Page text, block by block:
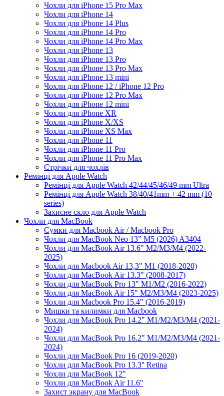
Чохли для iPhone 15 Pro Max
Чохли для iPhone 14
Чохли для iPhone 14 Plus
Чохли для iPhone 14 Pro
Чохли для iPhone 14 Pro Max
Чохли для iPhone 13
Чохли для iPhone 13 Pro
Чохли для iPhone 13 Pro Max
Чохли для iPhone 13 mini
Чохли для iPhone 12 / iPhone 12 Pro
Чохли для iPhone 12 Pro Max
Чохли для iPhone 12 mini
Чохли для iPhone XR
Чохли для iPhone X/XS
Чохли для iPhone XS Max
Чохли для iPhone 11
Чохли для iPhone 11 Pro
Чохли для iPhone 11 Pro Max
Стрічки для чохлів
Ремінці для Apple Watch
Ремінці для Apple Watch 42/44/45/46/49 mm Ultra
Ремінці для Apple Watch 38/40/41mm + 42 mm (10
series)
Захисне скло для Apple Watch
Чохли для MacBook
Сумки для Macbook Air / Macbook Pro
Чохли для MacBook Neo 13” M5 (2026) A3404
Чохли для MacBook Air 13.6" M2/M3/М4 (2022-
2025)
Чохли для Macbook Air 13,3" M1 (2018-2020)
Чохли для MacBook Air 13.3" (2008-2017)
Чохли для MacBook Pro 13" M1/M2 (2016-2022)
Чохли для MacBook Air 15" M2/M3/M4 (2023-2025)
Чохли для Macbook Pro 15.4" (2016-2019)
Мишки та килимки для Macbook
Чохли для MacBook Pro 14.2" M1/M2/M3/M4 (2021-
2024)
Чохли для MacBook Pro 16.2" M1/M2/M3/M4 (2021-
2024)
Чохли для MacBook Pro 16 (2019-2020)
Чохли для MacBook Pro 13.3'' Retina
Чохли для MacBook 12"
Чохли для MacBook Air 11.6''
Захист экрану для MacBook